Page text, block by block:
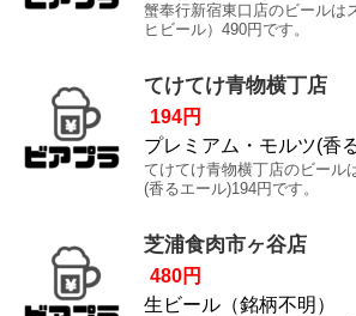
蟹奉行新宿東口店のビールは
ヒビール）490円です。
てけてけ青物横丁店
194円
プレミアム・モルツ(香
てけてけ青物横丁店のビール
(香るエール)194円です。
芝浦食肉市ヶ谷店
480円
生ビール（銘柄不明）